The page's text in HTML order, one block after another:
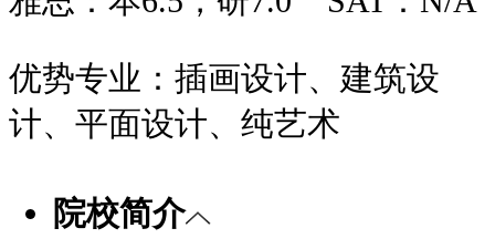
优势专业： 插画设计、建筑设
计、平面设计、纯艺术
院校简介